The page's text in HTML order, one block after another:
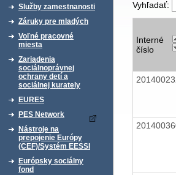
Služby zamestnanosti
Záruky pre mladých
Voľné pracovné
miesta
Zariadenia
sociálnoprávnej
ochrany detí a
sociálnej kurately
EURES
PES Network
Nástroje na
prepojenie Európy
(CEF)/Systém EESSI
Európsky sociálny
fond
Vyhľadať:
Interné
číslo